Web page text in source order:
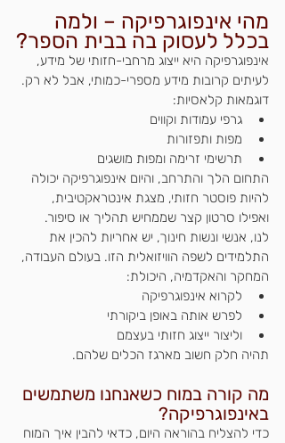
מהי אינפוגרפיקה – ולמה
בכלל לעסוק בה בבית הספר?
אינפוגרפיקה היא ייצוג מרחבי-חזותי של מידע,
לעיתים קרובות מידע מספרי-כמותי, אבל לא רק.
דוגמאות קלאסיות:
גרפי עמודות וקווים
מפות ותפזורות
תרשימי זרימה ומפות מושגים
התחום הלך והתרחב, והיום אינפוגרפיקה יכולה
להיות פוסטר חזותי, מצגת אינטראקטיבית,
ואפילו סרטון קצר שממחיש תהליך או סיפור.
לנו, אנשי ונשות חינוך, יש אחריות להכין את
התלמידים לשפה הוויזואלית הזו. בעולם העבודה,
המחקר והאקדמיה, היכולת:
לקרוא אינפוגרפיקה
לפרש אותה באופן ביקורתי
וליצור ייצוג חזותי בעצמם
תהיה חלק חשוב מארגז הכלים שלהם.
מה קורה במוח כשאנחנו משתמשים
באינפוגרפיקה?
כדי להצליח בהוראה היום, כדאי להבין איך המוח